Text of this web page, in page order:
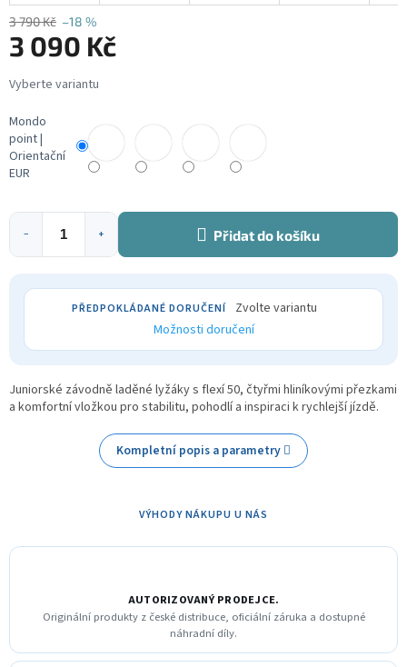
3 790 Kč –18 %
3 090 Kč
Měrná
cena:
Mondo
point |
Orientační
EUR
+
− Přidat do košíku
Zvolte variantu
Možnosti doručení
Juniorské závodně laděné lyžáky s flexí 50, čtyřmi hliníkovými přezkami
a komfortní vložkou pro stabilitu, pohodlí a inspiraci k rychlejší jízdě.
Kompletní popis a parametry
VÝHODY NÁKUPU U NÁS
AUTORIZOVANÝ PRODEJCE.
Originální produkty z české distribuce, oficiální záruka a dostupné
náhradní díly.